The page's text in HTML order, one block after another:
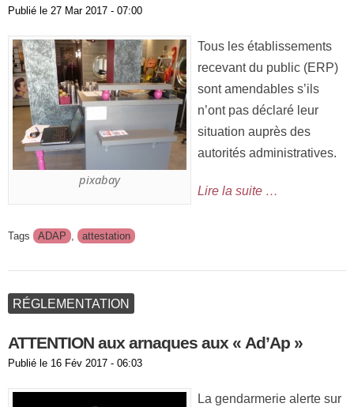
Publié le 27 Mar 2017 - 07:00
pixabay
Tous les établissements
recevant du public (ERP)
sont amendables s’ils
n’ont pas déclaré leur
situation auprès des
autorités administratives.
Lire la suite …
Tags ADAP , attestation
RÉGLEMENTATION
ATTENTION aux arnaques aux « Ad’Ap »
Publié le 16 Fév 2017 - 06:03
La gendarmerie alerte sur